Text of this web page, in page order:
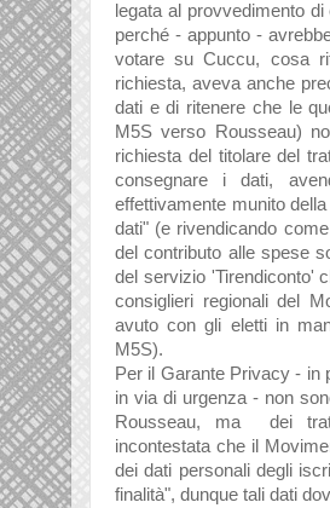
legata al provvedimento
perché - appunto -
votare su Cuccu, cosa
richiesta, aveva anche
dati e di ritenere che le
M5S verso Rousseau)
richiesta del titolare del
consegnare i dati,
effettivamente munito
dati" (e rivendicando
del contributo alle spese
del servizio 'Tirendiconto'
consiglieri regionali del
avuto con gli eletti in
M5S).
Per il Garante Privacy - in
in via di urgenza - non
Rousseau, ma dei
incontestata che il
dei dati personali degli
finalità", dunque tali dati